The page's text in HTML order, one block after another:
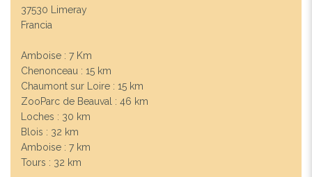
Previous
37530 Limeray
Francia
Amboise : 7 Km
Chenonceau : 15 km
Chaumont sur Loire : 15 km
ZooParc de Beauval : 46 km
Loches : 30 km
Blois : 32 km
Amboise : 7 km
Tours : 32 km